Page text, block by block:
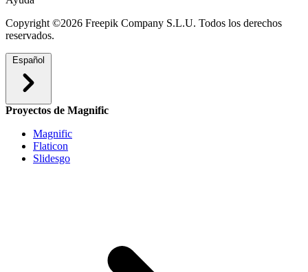
Copyright ©2026 Freepik Company S.L.U. Todos los derechos
reservados.
Español
Proyectos de Magnific
Magnific
Flaticon
Slidesgo